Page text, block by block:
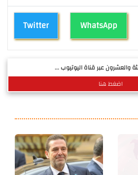
Twitter WhatsApp
والعشرون عبر قناة اليوتيوب ...
اضغط هنا